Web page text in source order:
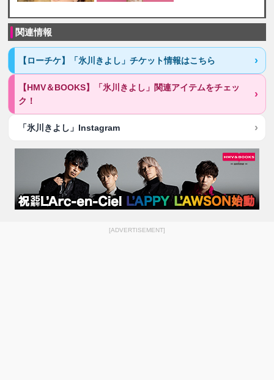
関連情報
【ローチケ】「氷川きよし」チケット情報はこちら
【HMV＆BOOKS】「氷川きよし」関連アイテムをチェッ
ク！
「氷川きよし」Instagram
[ADVERTISEMENT]